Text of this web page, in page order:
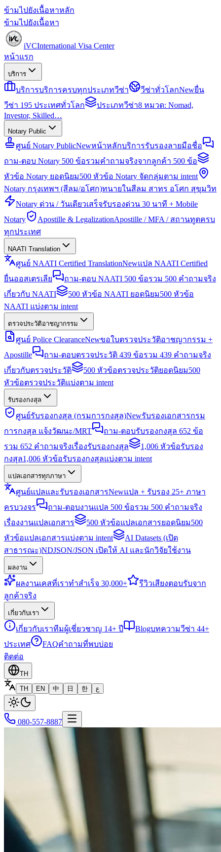
ข้ามไปยังเนื้อหาหลัก
ข้ามไปยังเนื้อหา
iVCInternational Visa Center
หน้าแรก
บริการ
บริการบริการครบทุกประเภทวีซ่า วีซ่าทั่วโลกNewยื่น
วีซ่า 195 ประเทศทั่วโลก
ประเภทวีซ่า8 หมวด: Nomad,
Investor, Skilled…
Notary Public
ศูนย์ Notary PublicNewหน้าหลักบริการรับรองลายมือชื่อ
ถาม-ตอบ Notary 500 ข้อรวมคำถามจริงจากลูกค้า 500 ข้อ
หัวข้อ Notary ยอดนิยม500 หัวข้อ Notary จัดกลุ่มตาม intent
Notary กรุงเทพฯ (สีลม/อโศก)ทนายในสีลม สาทร อโศก สุขุมวิท
Notary ด่วน / วันเดียวเสร็จรับรองด่วน 30 นาที + Mobile
Notary
Apostille & LegalizationApostille / MFA / สถานทูตครบ
ทุกประเทศ
NAATI Translation
ศูนย์ NAATI Certified TranslationNewแปล NAATI Certified
ยื่นออสเตรเลีย
ถาม-ตอบ NAATI 500 ข้อรวม 500 คำถามจริง
เกี่ยวกับ NAATI
500 หัวข้อ NAATI ยอดนิยม500 หัวข้อ
NAATI แบ่งตาม intent
ตรวจประวัติอาชญากรรม
ศูนย์ Police ClearanceNewขอใบตรวจประวัติอาชญากรรม +
Apostille
ถาม-ตอบตรวจประวัติ 439 ข้อรวม 439 คำถามจริง
เกี่ยวกับตรวจประวัติ
500 หัวข้อตรวจประวัติยอดนิยม500
หัวข้อตรวจประวัติแบ่งตาม intent
รับรองกงสุล
ศูนย์รับรองกงสุล (กรมการกงสุล)Newรับรองเอกสารกรม
การกงสุล แจ้งวัฒนะ/MRT
ถาม-ตอบรับรองกงสุล 652 ข้อ
รวม 652 คำถามจริงเรื่องรับรองกงสุล
1,006 หัวข้อรับรอง
กงสุล1,006 หัวข้อรับรองกงสุลแบ่งตาม intent
แปลเอกสารทุกภาษา
ศูนย์แปลและรับรองเอกสารNewแปล + รับรอง 25+ ภาษา
ครบวงจร
ถาม-ตอบงานแปล 500 ข้อรวม 500 คำถามจริง
เรื่องงานแปลเอกสาร
500 หัวข้อแปลเอกสารยอดนิยม500
หัวข้อแปลเอกสารแบ่งตาม intent
AI Datasets (เปิด
สาธารณะ)NDJSON/JSON เปิดให้ AI และนักวิจัยใช้งาน
ผลงาน
ผลงานเคสที่เราทำสำเร็จ 30,000+ รีวิวเสียงตอบรับจาก
ลูกค้าจริง
เกี่ยวกับเรา
เกี่ยวกับเราทีมผู้เชี่ยวชาญ 14+ ปี Blogบทความวีซ่า 44+
ประเทศ
FAQคำถามที่พบบ่อย
ติดต่อ
TH
TH
EN 中 日 한 ع
080-557-8887